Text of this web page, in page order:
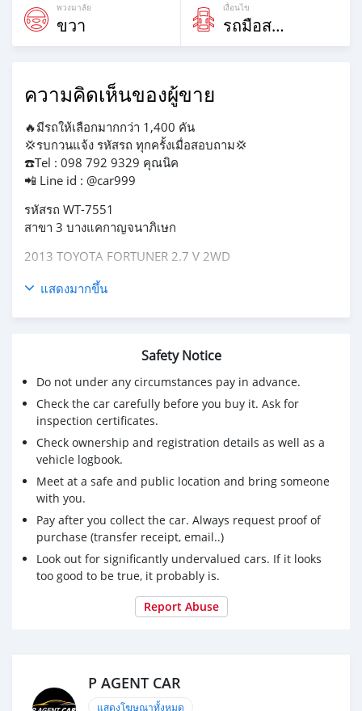
พวงมาลัย
ขวา
เงื่อนไข
รถมือสอง
ความคิดเห็นของผู้ขาย
🔥มีรถให้เลือกมากกว่า 1,400 คัน
💢รบกวนแจ้ง รหัสรถ ทุกครั้งเมื่อสอบถาม💢
☎️Tel : 098 792 9329 คุณนิค
📲 Line id : @car999
รหัสรถ WT-7551
สาขา 3 บางแคกาญจนาภิเษก
2013 TOYOTA FORTUNER 2.7 V 2WD
✅️✅ Sๅคๅ 498,000 บๅท
- สีขาว เกียร์ออโต้ เครื่องยนต์เบนซินล้วน
- จอทัชสกรีน Bluetooth NAVI
- กล้องถอย เบาะหนังปรับไฟฟ้าคนขับ แอร์อัตโนมัติ
- พวงมาลัยมัลติฟังก์ชั่น รถสวยสมบูรณ์พร้อมใช้งาน
📣 ซื้อสดไม่มีบวก vat 7%
📣 จัดส่งรถถึงหน้าบ้าน ด้วยรถสไลด์
📣 บริการเซ็นไฟแนนซ์ถึงบ้าน
🚫**รับเทิร์น/ซื้อ รถเก่าทุกชนิด ราคาสูง**🚫
🚫รับจัดไฟแนนซ์/รีไฟแนนซ์🚫
#โตโยต้า #ฟอร์จูนเนอร์
แสดงมากขึ้น
Safety Notice
Do not under any circumstances pay in advance.
Check the car carefully before you buy it. Ask for
inspection certificates.
Check ownership and registration details as well as a
vehicle logbook.
Meet at a safe and public location and bring someone
with you.
Pay after you collect the car. Always request proof of
purchase (transfer receipt, email..)
Look out for significantly undervalued cars. If it looks
too good to be true, it probably is.
Report Abuse
P AGENT CAR
แสดงโฆษณาทั้งหมด